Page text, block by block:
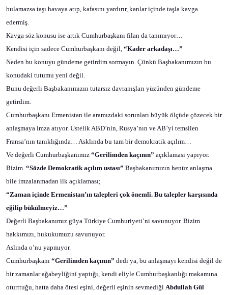
bulamazsa taşı havaya atıp, kafasını yardırır, kanlar içinde taşla kavga
edermiş.
Kavga söz konusu ise artık Cumhurbaşkanı filan da tanımıyor…
Kendisi için sadece Cumhurbaşkanı değil, “Kader arkadaşı…”
Neden bu konuyu gündeme getirdim sormayın. Çünkü Başbakanımızın bu
konudaki tutumu yeni değil.
Bunu değerli Başbakanımızın tutarsız davranışları yüzünden gündeme
getirdim.
Cumhurbaşkanı Ermenistan ile aramızdaki sorunları büyük ölçüde çözecek bir
anlaşmaya imza atıyor. Üstelik ABD’nin, Rusya’nın ve AB’yi temsilen
Fransa’nın tanıklığında… Asklında bu tam bir demokratik açılım…
Ve değerli Cumhurbaşkanımız “Gerilimden kaçının” açıklaması yapıyor.
Bizim “Sözde Demokratik açılım ustası” Başbakanımızın henüz anlaşma
bile imzalanmadan ilk açıklaması;
“Zaman içinde Ermenistan’ın talepleri çok önemli. Bu talepler karşısında
eğilip bükülmeyiz…”
Değerli Başbakanımız güya Türkiye Cumhuriyeti’ni savunuyor. Bizim
hakkımızı, hukukumuzu savunuyor.
Aslında o’nu yapmıyor.
Cumhurbaşkanı “Gerilimden kaçının” dedi ya, bu anlaşmayı kendisi değil de
bir zamanlar ağabeyliğini yaptığı, kendi eliyle Cumhurbaşkanlığı makamına
oturttuğu, hatta daha ötesi eşini, değerli eşinin sevmediği Abdullah Gül